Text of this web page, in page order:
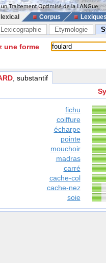
Corpus
Lexicographie Etymologie
une forme
, substantif
fichu
coiffure
écharpe
pointe
mouchoir
madras
carré
cache-col
cache-nez
soie